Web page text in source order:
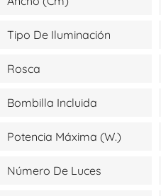
Tipo De Iluminación
Rosca
Bombilla Incluida
Potencia Máxima (W.)
Número De Luces